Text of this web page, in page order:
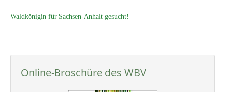
Waldkönigin für Sachsen-Anhalt gesucht!
Online-Broschüre des WBV